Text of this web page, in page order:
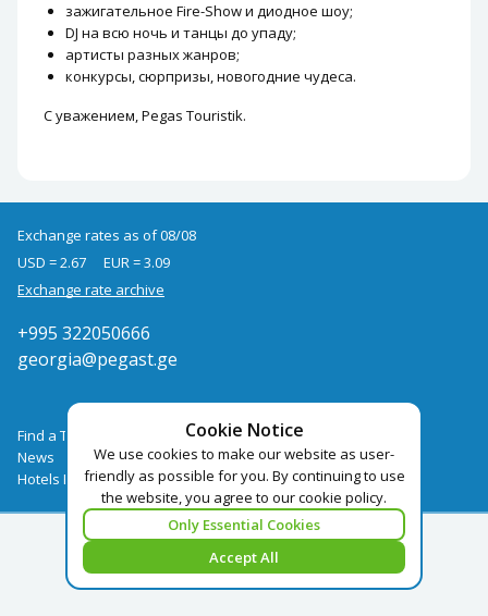
зажигательное Fire-Show и диодное шоу;
DJ на всю ночь и танцы до упаду;
артисты разных жанров;
конкурсы, сюрпризы, новогодние чудеса.
С уважением, Pegas Touristik.
Cookie Notice
We use cookies to make our website as user-
friendly as possible for you. By continuing to use
the website, you agree to our cookie policy.
Only Essential Cookies
Accept All
Exchange rates as of 08/08
USD = 2.67
EUR = 3.09
Exchange rate archive
+995 322050666
georgia@pegast.ge
Find a Tour
News
Hotels Booking